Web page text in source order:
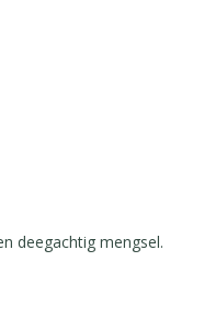
deegachtig mengsel.